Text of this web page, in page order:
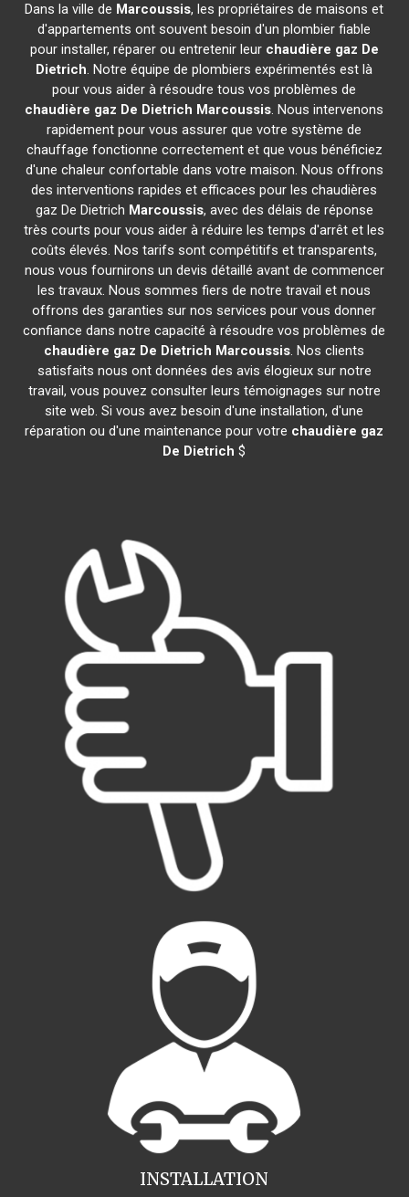
Dans la ville de Marcoussis, les propriétaires de maisons et
d'appartements ont souvent besoin d'un plombier fiable
pour installer, réparer ou entretenir leur chaudière gaz De
Dietrich. Notre équipe de plombiers expérimentés est là
pour vous aider à résoudre tous vos problèmes de
chaudière gaz De Dietrich Marcoussis. Nous intervenons
rapidement pour vous assurer que votre système de
chauffage fonctionne correctement et que vous bénéficiez
d'une chaleur confortable dans votre maison. Nous offrons
des interventions rapides et efficaces pour les chaudières
gaz De Dietrich Marcoussis, avec des délais de réponse
très courts pour vous aider à réduire les temps d'arrêt et les
coûts élevés. Nos tarifs sont compétitifs et transparents,
nous vous fournirons un devis détaillé avant de commencer
les travaux. Nous sommes fiers de notre travail et nous
offrons des garanties sur nos services pour vous donner
confiance dans notre capacité à résoudre vos problèmes de
chaudière gaz De Dietrich Marcoussis. Nos clients
satisfaits nous ont données des avis élogieux sur notre
travail, vous pouvez consulter leurs témoignages sur notre
site web. Si vous avez besoin d'une installation, d'une
réparation ou d'une maintenance pour votre chaudière gaz
De Dietrich $
INSTALLATION